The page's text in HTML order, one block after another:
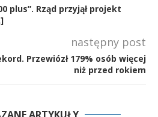
plus”. Rząd przyjął projekt
następny post
Przewiózł 179% osób więcej
niż przed rokiem